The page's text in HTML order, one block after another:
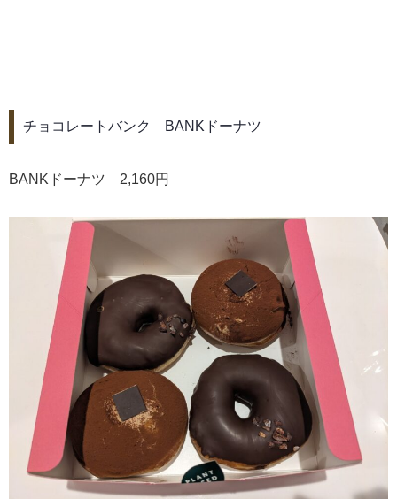
チョコレートバンク BANKドーナツ
BANKドーナツ 2,160円